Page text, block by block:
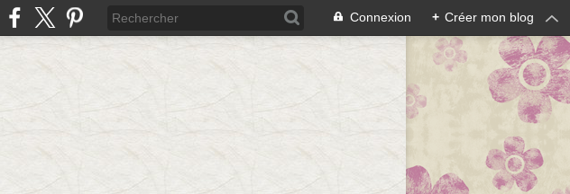
Connexion + Créer mon blog